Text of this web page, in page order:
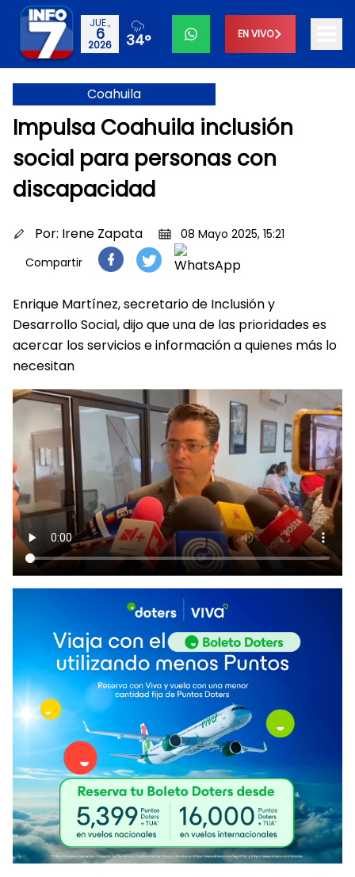
JUE.,
6
2026 34° EN VIVO
Coahuila
Impulsa Coahuila inclusión
social para personas con
discapacidad
Por: Irene Zapata
08 Mayo 2025, 15:21
Compartir
Enrique Martínez, secretario de Inclusión y
Desarrollo Social, dijo que una de las prioridades es
acercar los servicios e información a quienes más lo
necesitan